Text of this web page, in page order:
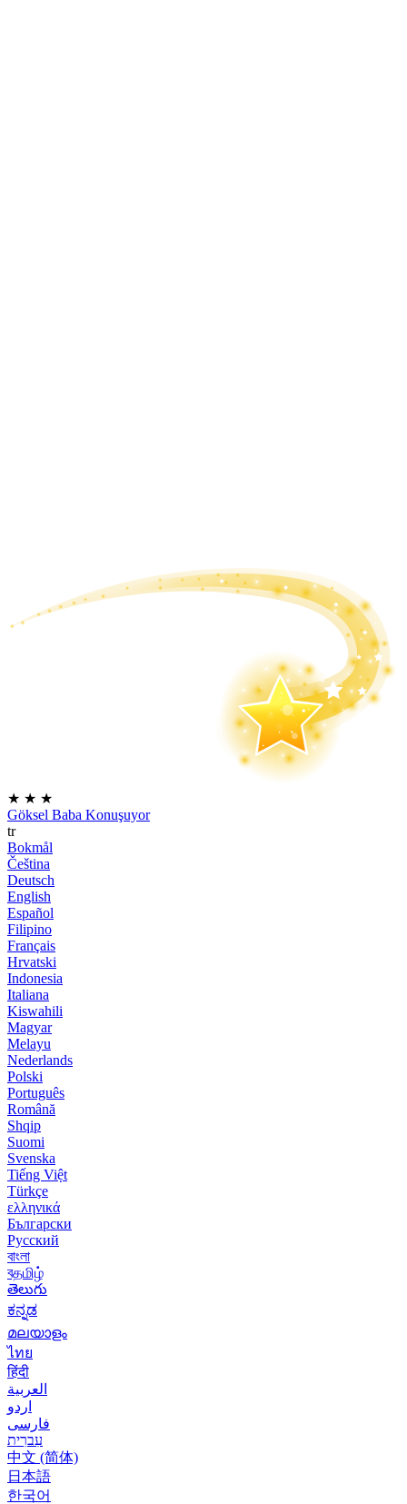
★ ★ ★
Göksel Baba Konuşuyor
tr
Bokmål
Čeština
Deutsch
English
Español
Filipino
Français
Hrvatski
Indonesia
Italiana
Kiswahili
Magyar
Melayu
Nederlands
Polski
Português
Română
Shqip
Suomi
Svenska
Tiếng Việt
Türkçe
ελληνικά
Български
Русский
বাংলা
বதமிழ்
తెలుగు
ಕನ್ನಡ
മലയാളം
ไทย
हिंदी
العربية
اردو
فارسی
עִברִית
中文 (简体)
日本語
한국어